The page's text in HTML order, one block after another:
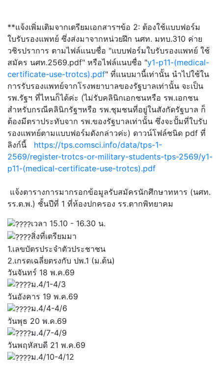
**แจ้งเพิ่มเติมจากเตรียมเอกสารฯข้อ 2: ต้องใช้แบบฟอร์ม
ใบรับรองแพทย์ ซึ่งส่งมาจากหน่วยฝึก นศท. มทบ.310 ค่าย
วชิรปราการ ตามไฟล์แนบชื่อ "แบบฟอร์มใบรับรองแพทย์ ใช้
สมัคร นศท.2569.pdf" หรือไฟล์แนบชื่อ "y1-p11-(medical-
certificate-use-trotcs).pdf" ที่แนบมานี้เท่านั้น นำไปใช้ใน
การรับรองแพทย์จากโรงพยาบาลของรัฐบาลเท่านั้น จะเป็น
รพ.รัฐฯ ที่ไหนก็ได้ค่ะ (ไม่รับคลินิกเอกชนหรือ รพ.เอกชน
สำหรับกรณีคลินิกรัฐฯหรือ รพ.ชุมชนที่อยู่ในสังกัดรัฐบาล ก็
ต้องมีตราประทับจาก รพ.ของรัฐบาลเท่านั้น ซึ่งจะปั้มที่ใบรับ
รองแพทย์ตามแบบฟอร์มดังกล่าวค่ะ) ดาวน์โฟล์ชนิด pdf ที่
ลิงก์นี้ https://tps.comsci.info/data/tps-1-
2569/register-trotcs-or-military-students-tps-2569/y1-
p11-(medical-certificate-use-trotcs).pdf
แจ้งตารางการมากรอกข้อมูลรับสมัครนักศึกษาทหาร (นศท.
รร.ต.พ.) ชั้นปีที่ 1 ที่ห้องปกครอง รร.ตากพิทยาคม
เวลา 15.10 - 16.30 น.
สิ่งที่เตรียมมา
1.เลขบัตรประจำตัวประชาชน
2.เกรดเฉลี่ยตรงกับ ปพ.1 (ม.ต้น)
วันจันทร์ 18 พ.ค.69
ม.4/1-4/3
วันอังคาร 19 พ.ค.69
ม.4/4-4/6
วันพุธ 20 พ.ค.69
ม.4/7-4/9
วันพฤหัสบดี 21 พ.ค.69
ม.4/10-4/12